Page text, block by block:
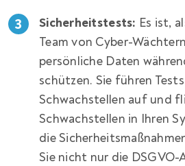
Sicherheitstests: Es ist,
Team von Cyber-
persönliche Daten
schützen. Sie führen
Schwachstellen auf und
Schwachstellen in Ihren
die
Sie nicht nur die